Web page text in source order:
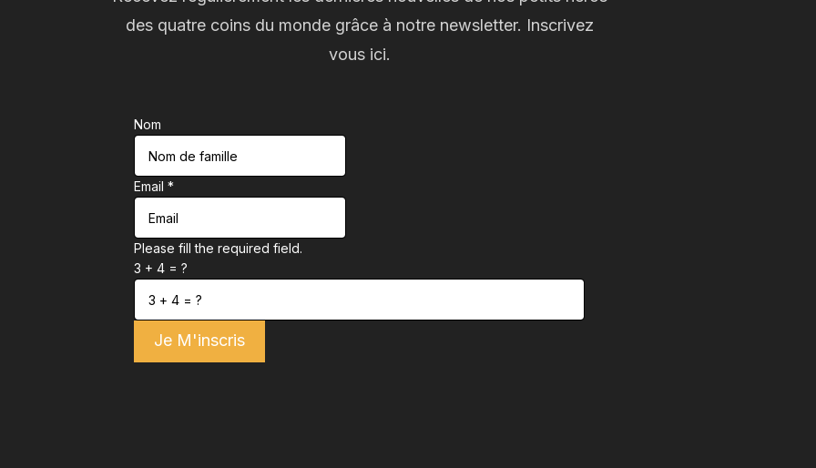
des quatre coins du monde grâce à notre newsletter. Inscrivez
vous ici.
Nom
Email *
Please fill the required field.
3 + 4 = ?
Je M'inscris